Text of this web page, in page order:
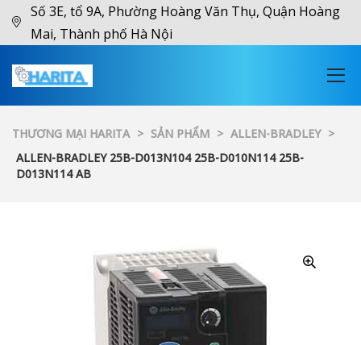
Số 3E, tổ 9A, Phường Hoàng Văn Thụ, Quận Hoàng
Mai, Thành phố Hà Nội
THƯƠNG MẠI HARITA > SẢN PHẨM > ALLEN-BRADLEY >
ALLEN-BRADLEY 25B-D013N104 25B-D010N114 25B-
D013N114 AB